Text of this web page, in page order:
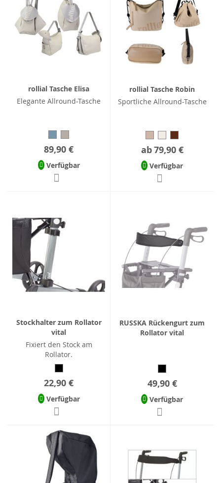
rollial Tasche Elisa
Elegante Allround-Tasche
89,90 €
Verfügbar
rollial Tasche Robin
Sportliche Allround-Tasche
ab79,90 €
Verfügbar
Stockhalter zum Rollator
vital
Fixiert den Stock am
Rollator.
22,90 €
Verfügbar
RUSSKA Rückengurt zum
Rollator vital
49,90 €
Verfügbar